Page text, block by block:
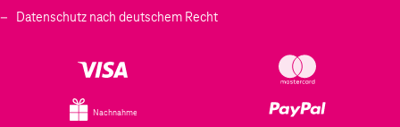
Datenschutz nach deutschem Recht
Nachnahme